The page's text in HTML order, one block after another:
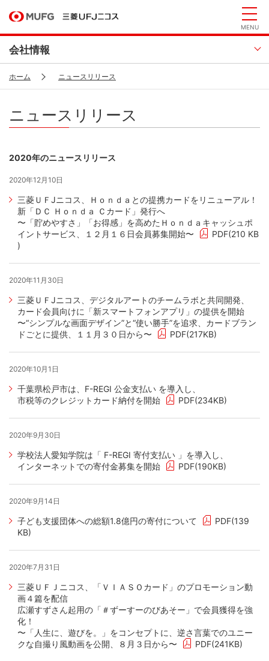
MENU
会社情報
ホーム ニュースリリース
ニュースリリース
2020年のニュースリリース
2020年12月10日
三菱ＵＦJニコス、Ｈｏｎｄａとの提携カードをリニューアル！
新「ＤＣ Ｈｏｎｄａ Ｃカード」発行へ
〜「貯めやすさ」「お得感」を高めたＨｏｎｄａキャッシュポ
イントサービス、１２月１６日会員募集開始〜
PDF(210 KB
)
2020年11月30日
三菱ＵＦJニコス、デジタルアートのチームラボと共同開発、
カード会員向けに「新スマートフォンアプリ」の提供を開始
〜“シンプルな画面デザイン”と“使い勝手”を追求、カードブラン
ドごとに提供、１１月３０日から〜
PDF(217KB)
2020年10月1日
千葉県松戸市は、F-REGI 公金支払い を導入し、
市税等のクレジットカード納付を開始
PDF(234KB)
2020年9月30日
学校法人愛知学院は「 F-REGI 寄付支払い 」を導入し、
インターネットでの寄付金募集を開始
PDF(190KB)
2020年9月14日
子ども支援団体への総額1.8億円の寄付について
PDF(139
KB)
2020年7月31日
三菱ＵＦＪニコス、「ＶＩＡＳＯカード」のプロモーション動
画４篇を配信
広瀬すずさん起用の「＃ずーすーのびあそー」で会員獲得を強
化！
〜「人生に、遊びを。」をコンセプトに、逆さ言葉でのユニー
クな自撮り風動画を公開、８月３日から〜
PDF(241KB)